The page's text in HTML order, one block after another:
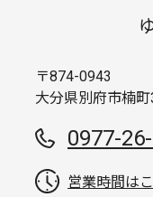
〒874-0943
大分県別府市楠
0977-
営業時間は